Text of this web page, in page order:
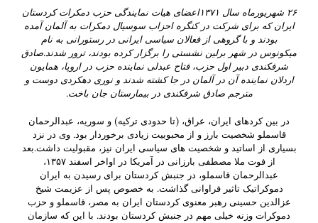
۲۶ شهریورماه سال ۱۳۷۱اعضای هیات نمایندگی حزب دمکرات کردستان
ایران که برای شرکت در کنگره احزاب سوسیال دمکرات به آلمان آمده
بودند و با گروهی از فعالان سیاسی ایرانی در رستورانی به نام
میکونوس در شهر برلین نشستی را برگزار کرده بودند، ترور شدند.صادق
شرفکندی دبیر اول حزب، فتاح عبدلی نماینده حزب در اروپا، همایون
اردلان نماینده آن در آلمان در جا کشته شدند و نوری دهکردی دوست و
مترجم صادق شرفکندی در بیمارستان جان باخت.
در بین کردهای ایران، عراق، (تا حدودی ترکیه) و سوریه، عبدالرحمان
قاسملو شخصیت بارز و از محبوبیت زیادی برخوردار بود. وی در نزد
بسیاری از اساتید و شخصیت های سیاسی ایران نیز، مقبولیت داشت.بعد
از فوت ملا مصطفی بارزانی در آمریکا در اواخر اسفند ۱۳۵۷،
عبدالرحمان قاسملو، در جنبش کردستان برای رسیدن به ایران
دموکراتیک تاثیر فراوانی گذاشت. به خصوص پس از عزیمت شیخ
عزالدین حسینی رهبر معنوی کردستان ایران به مصر، قاسملو و حزب
دموکرات وزنه خیلی مهم در جنبش کردستان بودند. با این که سازمان